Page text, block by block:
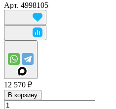
Арт. 4998105
12 570 ₽
В корзину